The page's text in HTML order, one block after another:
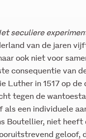
seculiere
van de jaren
ook niet voor
consequentie van
Luther in 1517 op de
tegen de
als een individuele
Boutellier, niet heeft
geloof,